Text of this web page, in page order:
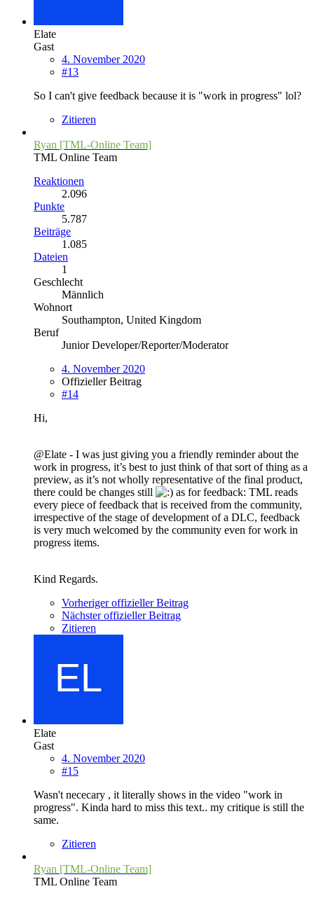
Elate
Gast
4. November 2020
#13
So I can't give feedback because it is "work in progress" lol?
Zitieren
Ryan [TML-Online Team]
TML Online Team
Reaktionen
2.096
Punkte
5.787
Beiträge
1.085
Dateien
1
Geschlecht
Männlich
Wohnort
Southampton, United Kingdom
Beruf
Junior Developer/Reporter/Moderator
4. November 2020
Offizieller Beitrag
#14
Hi,
@Elate - I was just giving you a friendly reminder about the
work in progress, it’s best to just think of that sort of thing as a
preview, as it’s not wholly representative of the final product,
there could be changes still
as for feedback: TML reads
every piece of feedback that is received from the community,
irrespective of the stage of development of a DLC, feedback
is very much welcomed by the community even for work in
progress items.
Kind Regards.
Vorheriger offizieller Beitrag
Nächster offizieller Beitrag
Zitieren
Elate
Gast
4. November 2020
#15
Wasn't nececary , it literally shows in the video "work in
progress". Kinda hard to miss this text.. my critique is still the
same.
Zitieren
Ryan [TML-Online Team]
TML Online Team